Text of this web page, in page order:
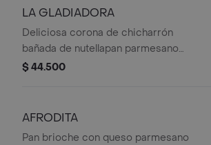
chicharrón + Papas.
LA GLADIADORA
Deliciosa corona de chicharrón
bañada de nutellapan parmesano
carne de res y cerdo queso cheddar
$ 44.500
AFRODITA
Pan brioche con queso parmesano